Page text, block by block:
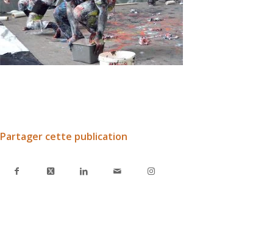
Partager cette publication